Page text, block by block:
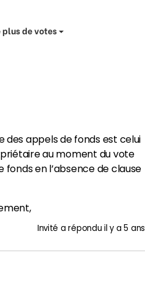
plus de votes
des appels de fonds est celui
au moment du vote
fonds en l’absence de clause
Invité a réponduil y a 5 ans